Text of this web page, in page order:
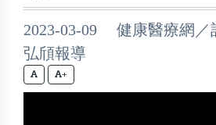
2023-03-09 健康醫療網／
弘頎報導
+